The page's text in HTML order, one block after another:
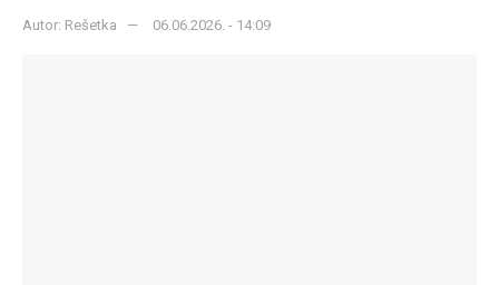
Autor: Rešetka 06.06.2026. - 14:09